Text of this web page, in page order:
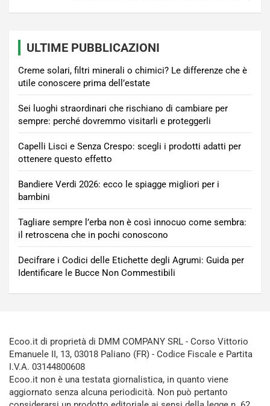
ULTIME PUBBLICAZIONI
Creme solari, filtri minerali o chimici? Le differenze che è
utile conoscere prima dell’estate
Sei luoghi straordinari che rischiano di cambiare per
sempre: perché dovremmo visitarli e proteggerli
Capelli Lisci e Senza Crespo: scegli i prodotti adatti per
ottenere questo effetto
Bandiere Verdi 2026: ecco le spiagge migliori per i
bambini
Tagliare sempre l’erba non è così innocuo come sembra:
il retroscena che in pochi conoscono
Decifrare i Codici delle Etichette degli Agrumi: Guida per
Identificare le Bucce Non Commestibili
Ecoo.it di proprietà di DMM COMPANY SRL - Corso Vittorio
Emanuele II, 13, 03018 Paliano (FR) - Codice Fiscale e Partita
I.V.A. 03144800608
Ecoo.it non è una testata giornalistica, in quanto viene
aggiornato senza alcuna periodicità. Non può pertanto